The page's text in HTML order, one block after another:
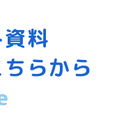
料
らから